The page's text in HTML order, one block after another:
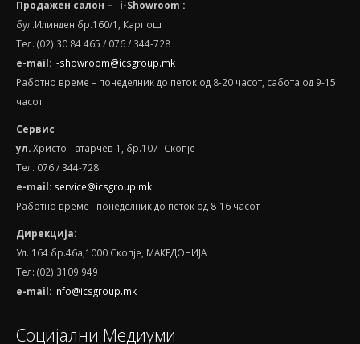
бул.Илинден бр.160/1, Карпош
Тел. (02) 30 84 465 / 076 / 344-728
e-mail: i-showroom@icsgroup.mk
Работно време – понеделник до петок од 8-20 часот, сабота oд 9-15
часот
ул.Христо Татарчев 1, бр.107 -Скопје
Тел. 076 / 344-728
e -mail:service@icsgroup.mk
Работно време –понеделник до петок од 8-16 часот
Ул. 164 бр.46а,1000 Скопје, МАКЕДОНИЈА
Тел: (02) 3109 949
e-mail: info@icsgroup.mk